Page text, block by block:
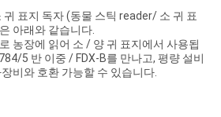
귀 표지 독자 (동물 스틱 reader/ 소 귀 표
아래와 같습니다.
농장에 읽어 소 / 양 귀 표지에서 사용됩
5 반 이중 / FDX-B를 만나고, 평량 설비
비와 호환 가능할 수 있습니다.